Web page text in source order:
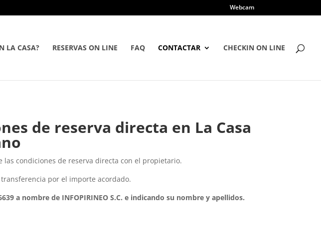
Webcam
LA CASA? RESERVAS ON LINE FAQ CONTACTAR CHECKIN ON LINE
de reserva directa en La Casa
condiciones de reserva directa con el propietario.
por el importe acordado.
6639 a nombre de INFOPIRINEO S.C. e indicando su nombre y apellidos.